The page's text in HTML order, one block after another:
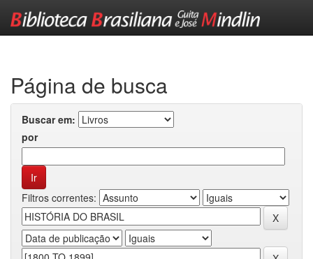
Página de busca
Buscar em:
por
Filtros correntes: